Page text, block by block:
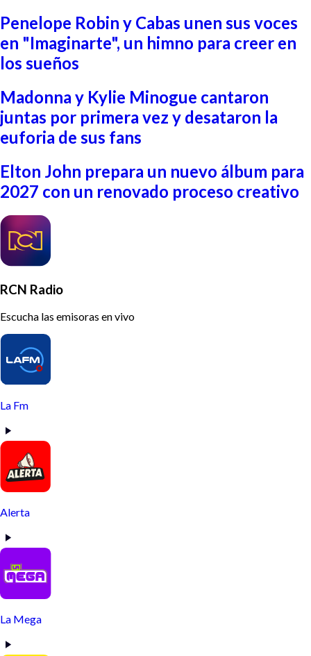
Penelope Robin y Cabas unen sus voces
en "Imaginarte", un himno para creer en
los sueños
Madonna y Kylie Minogue cantaron
juntas por primera vez y desataron la
euforia de sus fans
Elton John prepara un nuevo álbum para
2027 con un renovado proceso creativo
RCN Radio
Escucha las emisoras en vivo
La Fm
Alerta
La Mega